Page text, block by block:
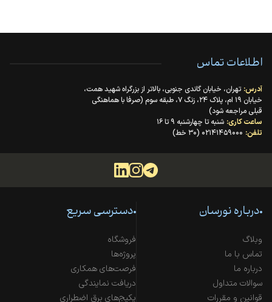
اطلاعات تماس
آدرس: تهران، خیابان گاندی جنوبی، بالاتر از بزرگراه شهید همت،
خیابان ۱۹ ام، پلاک ۲۴، زنگ ۷، طبقه سوم (صرفا با هماهنگی
قبلی مراجعه شود)
ساعت کاری: شنبه تا چهارشنبه ۹ تا ۱۶
تلفن: ۰۲۱۴۱۴۵۹۰۰۰ (۳۰ خط)
درباره نورسان
وبلاگ
تماس با ما
درباره ما
سوالات متداول
قوانین و مقررات
دسترسی سریع
فروشگاه
پروژه‌ها
فرصت‌های همکاری
دریافت نمایندگی
پکیج‌های برق اضطراری